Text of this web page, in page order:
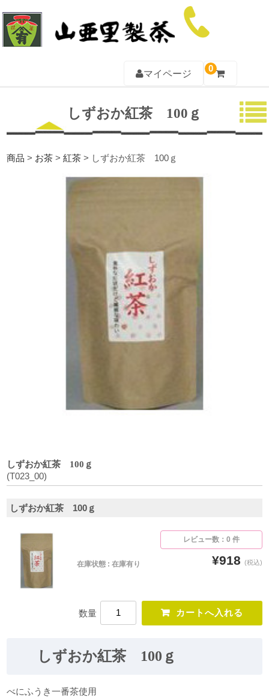
マイページ 0
山亜里について
お茶一覧
しずおか紅茶 100ｇ
商品 > お茶> 紅茶> しずおか紅茶 100ｇ
しずおか紅茶 100ｇ
(T023_00)
しずおか紅茶 100ｇ
レビュー数：0 件
在庫状態 : 在庫有り ¥918(税込)
数量
しずおか紅茶 100ｇ
べにふうき一番茶使用